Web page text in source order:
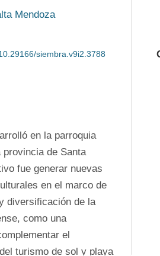
Mendoza
siembra.v9i2.3788
en la parroquia
provincia de Santa
fue generar nuevas
en el marco de
diversificación de la
como una
el
turismo de sol y playa